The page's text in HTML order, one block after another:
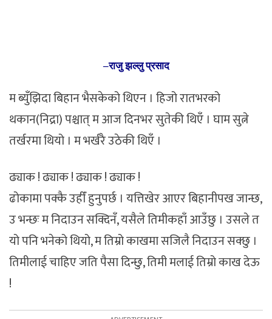
–राजु झल्लु प्रसाद
म ब्युँझिदा बिहान भैसकेको थिएन । हिजो रातभरको
थकान(निद्रा) पश्चात् म आज दिनभर सुतेकी थिएँ । घाम सुत्ने
तर्खरमा थियो । म भर्खरै उठेकी थिएँ ।
ढ्याक ! ढ्याक ! ढ्याक ! ढ्याक !
ढोकामा पक्कै उहीँ हुनुपर्छ । यत्तिखेर आएर बिहानीपख जान्छ,
उ भन्छः म निदाउन सक्दिनँ, यसैले तिमीकहाँ आउँछु । उसले त
यो पनि भनेको थियो, म तिम्रो काखमा सजिलै निदाउन सक्छु ।
तिमीलाई चाहिए जति पैसा दिन्छु, तिमी मलाई तिम्रो काख देऊ
!